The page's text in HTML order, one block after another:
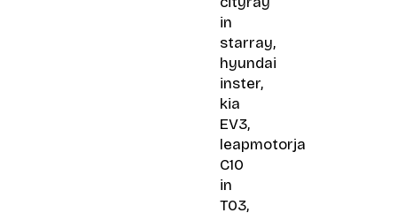
in
starray,
hyundai
inster,
kia
EV3,
leapmotorja
C10
in
T03,